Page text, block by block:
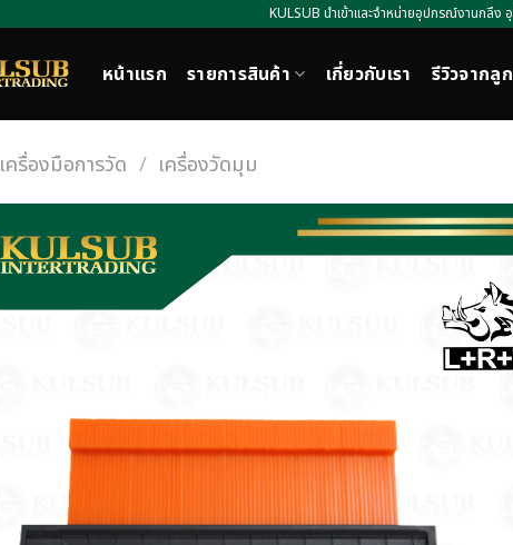
KULSUB นำเข้าและจำหน่ายอุปกรณ์งานกลึง
หน้าแรก รายการสินค้า เกี่ยวกับเรา รีวิวจากลู
เครื่องมือการวัด / เครื่องวัดมุม